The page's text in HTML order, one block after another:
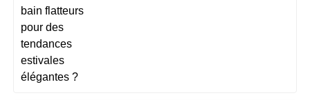
01 Février 2026
T